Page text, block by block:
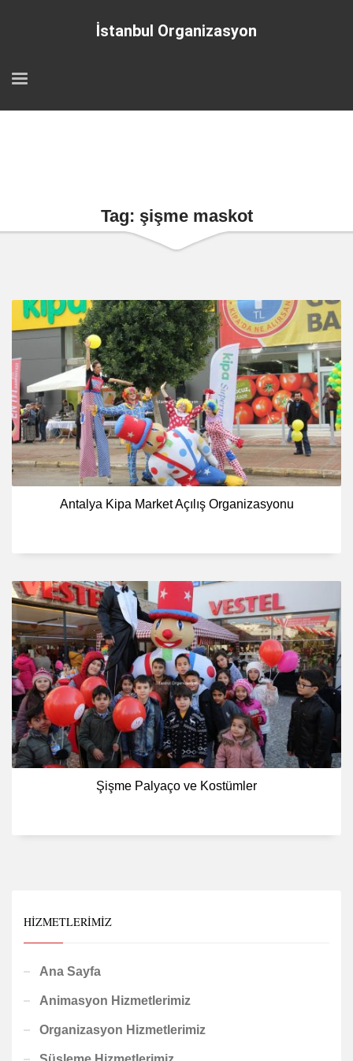
İstanbul Organizasyon
Tag: şişme maskot
Antalya Kipa Market Açılış Organizasyonu
Şişme Palyaço ve Kostümler
HIZMETLERIMIZ
Ana Sayfa
Animasyon Hizmetlerimiz
Organizasyon Hizmetlerimiz